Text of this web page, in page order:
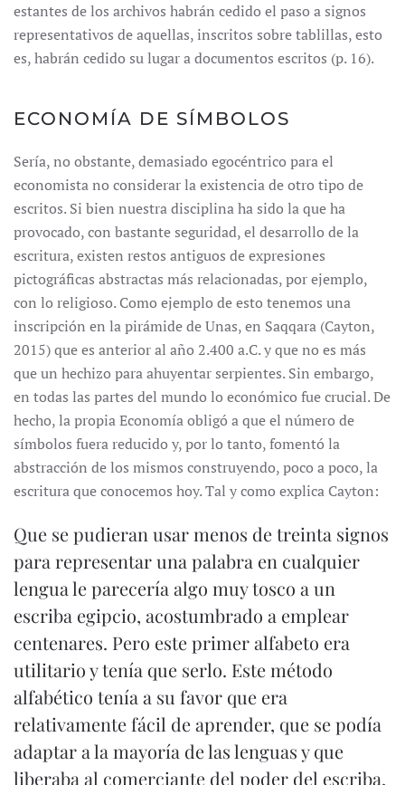
estantes de los archivos habrán cedido el paso a signos
representativos de aquellas, inscritos sobre tablillas, esto
es, habrán cedido su lugar a documentos escritos (p. 16).
ECONOMÍA DE SÍMBOLOS
Sería, no obstante, demasiado egocéntrico para el
economista no considerar la existencia de otro tipo de
escritos. Si bien nuestra disciplina ha sido la que ha
provocado, con bastante seguridad, el desarrollo de la
escritura, existen restos antiguos de expresiones
pictográficas abstractas más relacionadas, por ejemplo,
con lo religioso. Como ejemplo de esto tenemos una
inscripción en la pirámide de Unas, en Saqqara (Cayton,
2015) que es anterior al año 2.400 a.C. y que no es más
que un hechizo para ahuyentar serpientes. Sin embargo,
en todas las partes del mundo lo económico fue crucial. De
hecho, la propia Economía obligó a que el número de
símbolos fuera reducido y, por lo tanto, fomentó la
abstracción de los mismos construyendo, poco a poco, la
escritura que conocemos hoy. Tal y como explica Cayton:
Que se pudieran usar menos de treinta signos
para representar una palabra en cualquier
lengua le parecería algo muy tosco a un
escriba egipcio, acostumbrado a emplear
centenares. Pero este primer alfabeto era
utilitario y tenía que serlo. Este método
alfabético tenía a su favor que era
relativamente fácil de aprender, que se podía
adaptar a la mayoría de las lenguas y que
liberaba al comerciante del poder del escriba,